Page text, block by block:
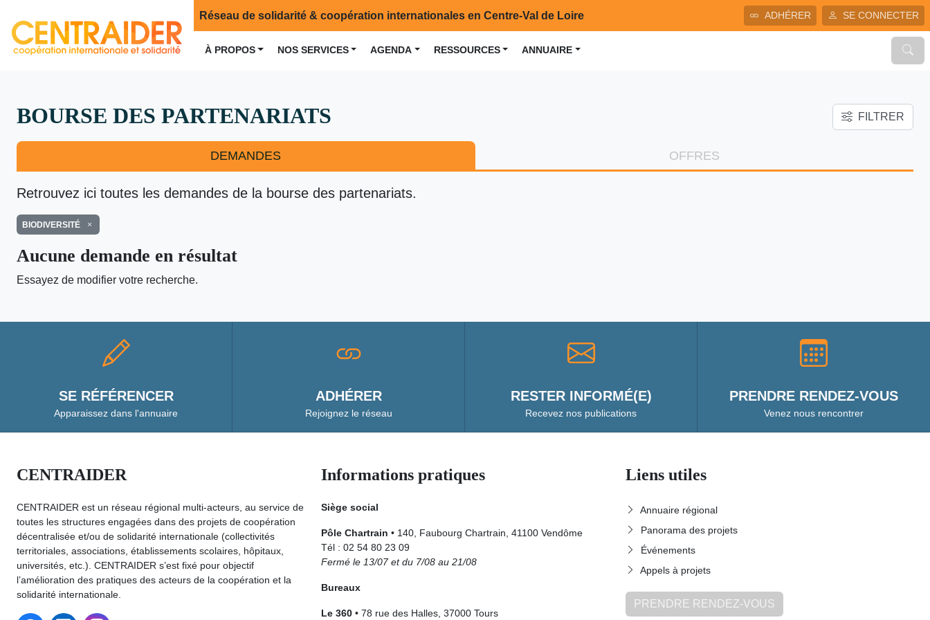
Réseau de solidarité & coopération internationales en Centre-Val de Loire ADHÉRER SE CONNECTER
À PROPOS NOS SERVICES AGENDA RESSOURCES ANNUAIRE
BOURSE DES PARTENARIATS FILTRER
DEMANDES OFFRES
Retrouvez ici toutes les demandes de la bourse des partenariats.
BIODIVERSITÉ
Aucune demande en résultat
Essayez de modifier votre recherche.
SE RÉFÉRENCER
Apparaissez dans l'annuaire
ADHÉRER
Rejoignez le réseau
RESTER INFORMÉ(E)
Recevez nos publications
PRENDRE RENDEZ-VOUS
Venez nous rencontrer
CENTRAIDER
CENTRAIDER est un réseau régional multi-acteurs, au service de
toutes les structures engagées dans des projets de coopération
décentralisée et/ou de solidarité internationale (collectivités
territoriales, associations, établissements scolaires, hôpitaux,
universités, etc.). CENTRAIDER s’est fixé pour objectif
l’amélioration des pratiques des acteurs de la coopération et la
solidarité internationale.
Informations pratiques
Siège social
Pôle Chartrain • 140, Faubourg Chartrain, 41100 Vendôme
Tél : 02 54 80 23 09
Fermé le 13/07 et du 7/08 au 21/08
Bureaux
Le 360 • 78 rue des Halles, 37000 Tours
Liens utiles
Annuaire régional
Panorama des projets
Événements
Appels à projets
PRENDRE RENDEZ-VOUS